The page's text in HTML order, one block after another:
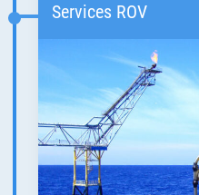
Services ROV